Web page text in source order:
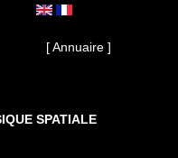
[ Annuaire ]
SPATIALE